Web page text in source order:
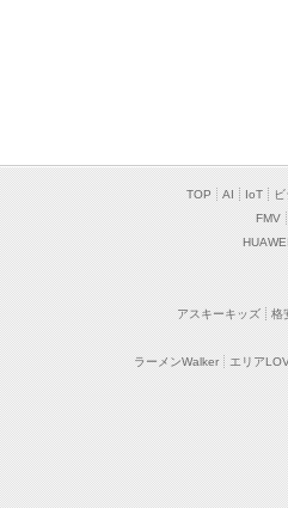
TOP AI IoT
FMV
HUAWEI
アスキーキッズ
格
ラーメンWalker
エリア